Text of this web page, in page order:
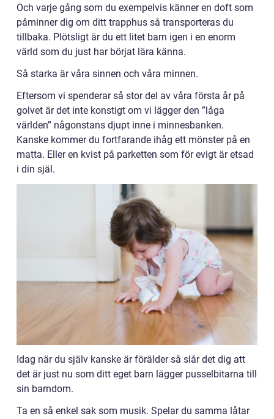
Och varje gång som du exempelvis känner en doft som
påminner dig om ditt trapphus så transporteras du
tillbaka. Plötsligt är du ett litet barn igen i en enorm
värld som du just har börjat lära känna.
Så starka är våra sinnen och våra minnen.
Eftersom vi spenderar så stor del av våra första år på
golvet är det inte konstigt om vi lägger den ”låga
världen” någonstans djupt inne i minnesbanken.
Kanske kommer du fortfarande ihåg ett mönster på en
matta. Eller en kvist på parketten som för evigt är etsad
i din själ.
Idag när du själv kanske är förälder så slår det dig att
det är just nu som ditt eget barn lägger pusselbitarna till
sin barndom.
Ta en så enkel sak som musik. Spelar du samma låtar